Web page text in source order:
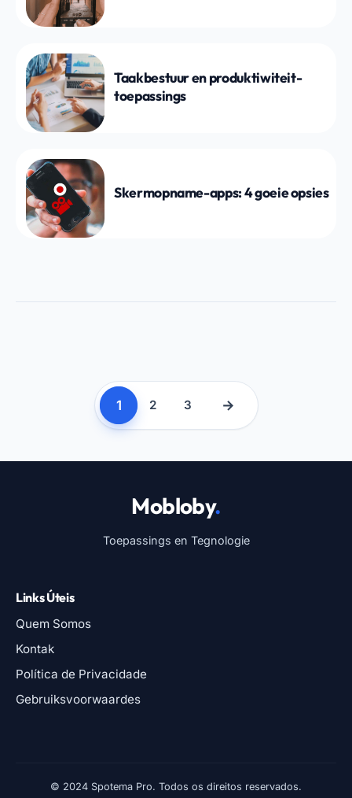
Taakbestuur en produktiwiteit-
toepassings
Skermopname-apps: 4 goeie opsies
1 2 3 →
Mobloby.
Toepassings en Tegnologie
Links Úteis
Quem Somos
Kontak
Política de Privacidade
Gebruiksvoorwaardes
© 2024 Spotema Pro. Todos os direitos reservados.